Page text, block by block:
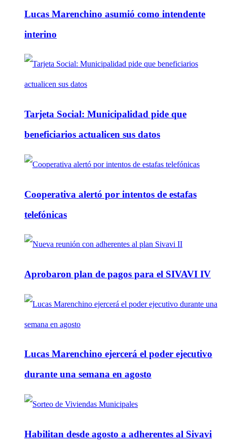
Lucas Marenchino asumió como intendente
interino
Tarjeta Social: Municipalidad pide que
beneficiarios actualicen sus datos
Cooperativa alertó por intentos de estafas
telefónicas
Aprobaron plan de pagos para el SIVAVI IV
Lucas Marenchino ejercerá el poder ejecutivo
durante una semana en agosto
Habilitan desde agosto a adherentes al Sivavi